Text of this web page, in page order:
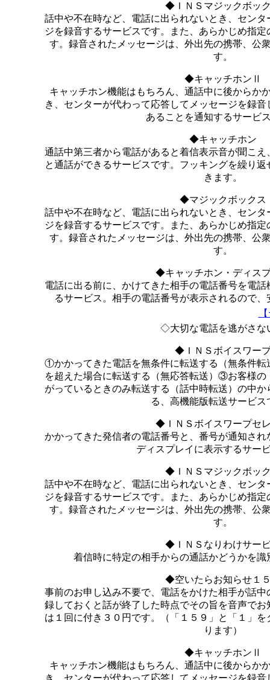
◆ＩＮＳマジックボッ
話中や不在時など、電話に出られないとき、セン
ジを録音するサービスです。また、あらかじめ指
す。録音されたメッセージは、外出先の携帯、公
す。
◆キャッチホンⅡ
キャッチホン機能はもちろん、通話中に後からか
き、センターが代わって応答してメッセージを録
あることを通知するサービ
◆キャッチホン
通話中第三者から電話があると着信表示音が聞こ
と通話ができるサービスです。フッキングを繰り
きます。
◆マジックボックス
話中や不在時など、電話に出られないとき、セン
ジを録音するサービスです。また、あらかじめ指
す。録音されたメッセージは、外出先の携帯、公
す。
◆キャッチホン・ディス
電話に出る前に、かけてきた相手の電話番号を電
るサービス。相手の電話番号が表示されるので
◇大切な電話を逃がさ
◆ＩＮＳボイスワー
①かかってきた電話を無条件に転送する（無条件
を超えた場合に転送する（無応答転送）③お客様の
がっているときのみ転送する（話中時転送）の中
る、高機能版転送サービス
◆ＩＮＳボイスワープセ
かかってきた発信者の電話番号と、番号が通知さ
ディスプレイに表示するサー
◆ＩＮＳマジックボッ
話中や不在時など、電話に出られないとき、セン
ジを録音するサービスです。また、あらかじめ指
す。録音されたメッセージは、外出先の携帯、公
す。
◆ＩＮＳなりわけサー
着信時に特定の相手からの通話かどうかを
◆空いたらお知らせ１
事前のお申し込み不要で、電話をかけた相手が話
録しておくと話が終了した時点でその旨を音声で
は１回に付き３０円です。（「１５９」と「１」
ります）
◆キャッチホンⅡ
キャッチホン機能はもちろん、通話中に後からか
き、センターが代わって応答してメッセージを録